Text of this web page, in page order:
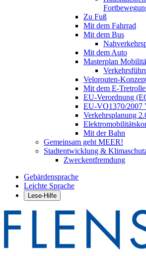
Zu Fuß
Mit dem Fahrrad
Mit dem Bus
Mit dem Auto
Masterplan
Velorouten-
Mit dem E-
EU-Verordnung
EU-VO1370/2007
Verkehrsplanung
Mit der Bahn
Gemeinsam geht MEER!
Stadtentwicklung &
Zweckentfremdung
Gebärdensprache
Leichte Sprache
Lese-Hilfe